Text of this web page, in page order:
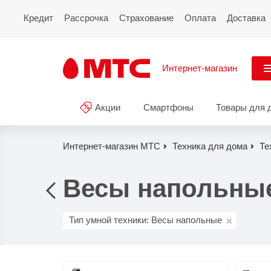
Кредит Рассрочка Страхование Оплата Доставка
Интернет-магазин
Акции
Смартфоны
смартфоны
Акции Смартфоны Товары для
Интернет-магазин МТС Техника для дома
Весы
Тип умной техники: Весы напольные